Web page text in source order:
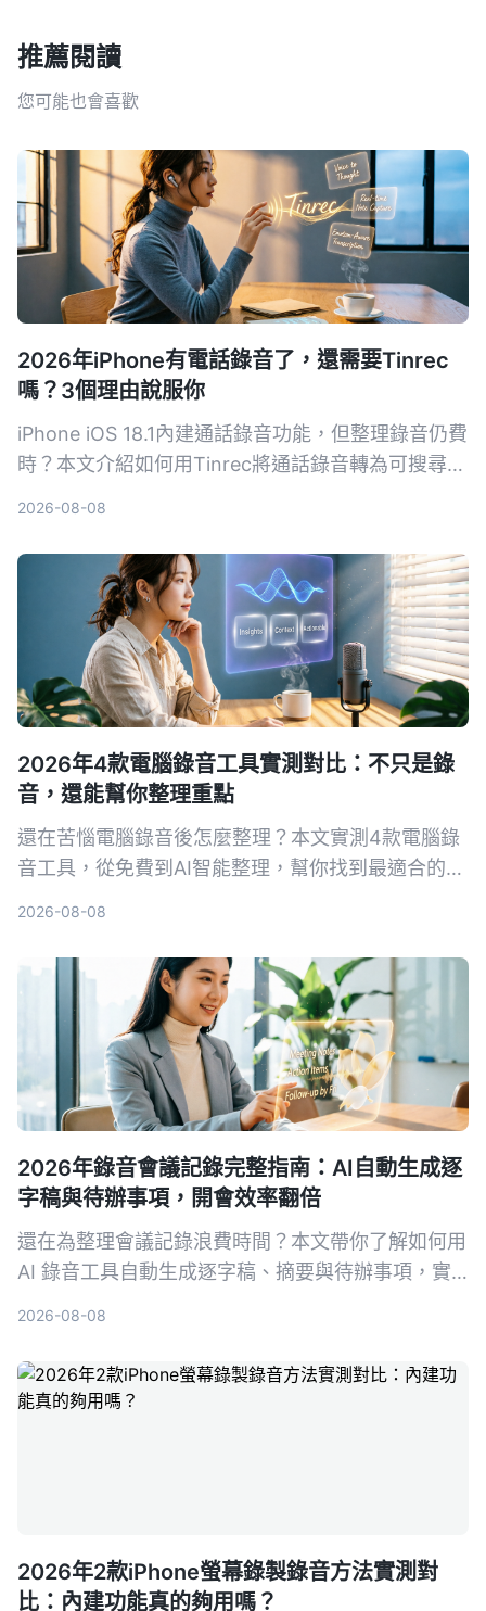
推薦閱讀
您可能也會喜歡
2026年iPhone有電話錄音了，還需要Tinrec
嗎？3個理由說服你
iPhone iOS 18.1內建通話錄音功能，但整理錄音仍費
時？本文介紹如何用Tinrec將通話錄音轉為可搜尋的
2026-08-08
2026年4款電腦錄音工具實測對比：不只是錄
音，還能幫你整理重點
還在苦惱電腦錄音後怎麼整理？本文實測4款電腦錄
音工具，從免費到AI智能整理，幫你找到最適合的方
2026-08-08
2026年錄音會議記錄完整指南：AI自動生成逐
字稿與待辦事項，開會效率翻倍
還在為整理會議記錄浪費時間？本文帶你了解如何用
AI 錄音工具自動生成逐字稿、摘要與待辦事項，實
2026-08-08
2026年2款iPhone螢幕錄製錄音方法實測對
比：內建功能真的夠用嗎？